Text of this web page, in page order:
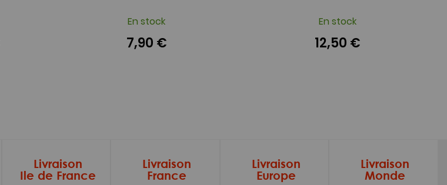
En stock
7,90 €
En stock
12,50 €
Livraison
Ile de France
Livraison
France
Livraison
Europe
Livraison
Monde